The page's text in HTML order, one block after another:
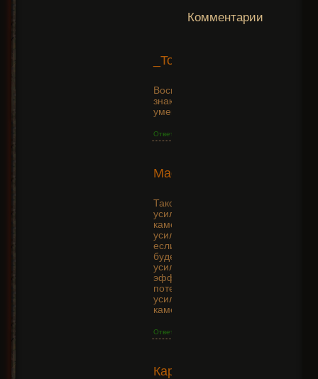
Комментарии
_Toppo_
Восклицательный
знак в правом углу
умения что значит?
Ответить
Madbox
Такой вопрос,
усилывающий
камень будет
усиливать скилл,
если между ними
будет ещё один
усиливающий ? Или
эффект просто
потеряется об
усиливающий
камень ?
Ответить
КарликАлкоголиК